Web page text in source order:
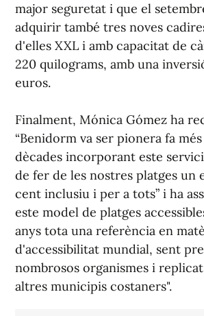
major seguretat i que el
adquirir també tres noves
d'elles XXL i amb capacitat de
220 quilograms, amb una
euros.
Finalment, Mónica Gómez ha
“Benidorm va ser pionera fa
dècades incorporant este
de fer de les nostres platges un
cent inclusiu i per a tots” i ha
este model de platges
anys tota una referència en
d'accessibilitat mundial, sent
nombrosos organismes i
altres municipis costaners".